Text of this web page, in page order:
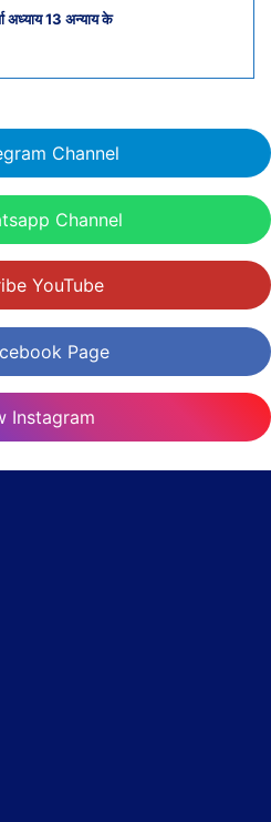
अध्याय 13 अन्याय के
Channel
Channel
YouTube
Page
Instagram